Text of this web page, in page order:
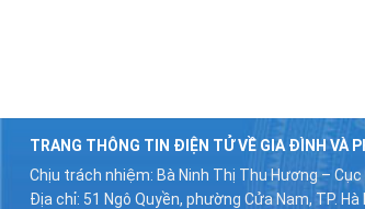
TRANG THÔNG TIN ĐIỆN TỬ VỀ GIA ĐÌNH VÀ
Chịu trách nhiệm: Bà Ninh Thị Thu Hương –
Địa chỉ: 51 Ngô Quyền, phường Cửa Nam, TP. Hà